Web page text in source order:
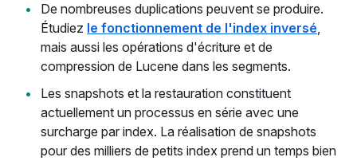
De nombreuses duplications peuvent se produire.
Étudiez le fonctionnement de l'index inversé,
mais aussi les opérations d'écriture et de
compression de Lucene dans les segments.
Les snapshots et la restauration constituent
actuellement un processus en série avec une
surcharge par index. La réalisation de snapshots
pour des milliers de petits index prend un temps bien